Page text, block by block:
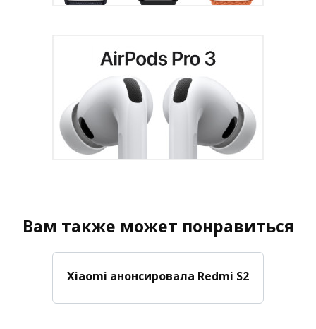
Вам также может понравиться
Xiaomi анонсировала Redmi S2